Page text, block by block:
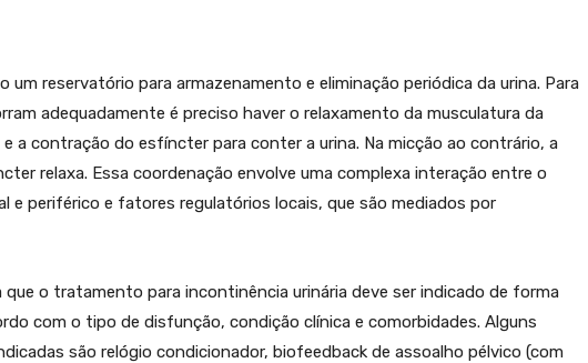
um reservatório para armazenamento e eliminação periódica da urina. Para
adequadamente é preciso haver o relaxamento da musculatura da
e a contração do esfíncter para conter a urina. Na micção ao contrário, a
relaxa. Essa coordenação envolve uma complexa interação entre o
e periférico e fatores regulatórios locais, que são mediados por
o tratamento para incontinência urinária deve ser indicado de forma
com o tipo de disfunção, condição clínica e comorbidades. Alguns
são relógio condicionador, biofeedback de assoalho pélvico (com